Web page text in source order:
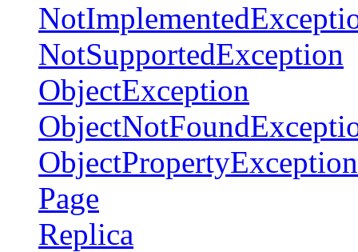
NotSupportedException
ObjectException
ObjectPropertyException
Page
Replica